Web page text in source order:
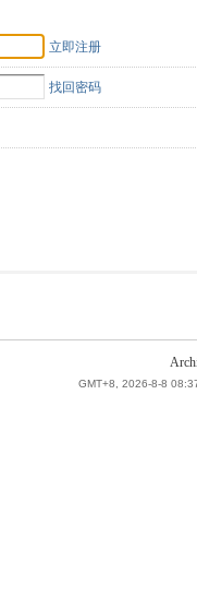
立即注册
找回密码
GMT+8, 2026-8-8